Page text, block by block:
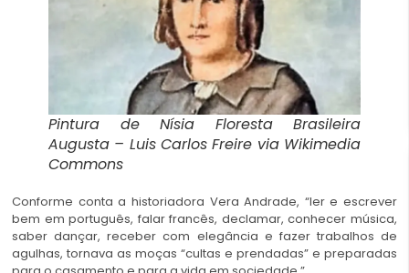
Pintura de Nísia Floresta Brasileira
Augusta – Luis Carlos Freire via Wikimedia
Commons
Conforme conta a historiadora Vera Andrade, “ler e escrever
bem em português, falar francês, declamar, conhecer música,
saber dançar, receber com elegância e fazer trabalhos de
agulhas, tornava as moças “cultas e prendadas” e preparadas